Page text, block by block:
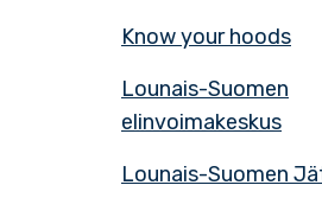
Know your hoods
Lounais-Suomen
elinvoimakeskus
Lounais-Suomen